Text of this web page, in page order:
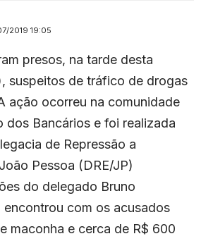
2019 19:05
presos, na tarde desta
suspeitos de tráfico de drogas
ação ocorreu na comunidade
dos Bancários e foi realizada
de Repressão a
Pessoa (DRE/JP)
do delegado Bruno
encontrou com os acusados
maconha e cerca de R$ 600